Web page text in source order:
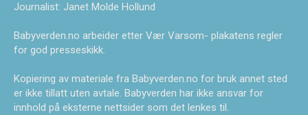
Journalist: Janet Molde Hollund
Babyverden.no arbeider etter Vær Varsom- plakatens regler
for god presseskikk.
Kopiering av materiale fra Babyverden.no for bruk annet sted
er ikke tillatt uten avtale. Babyverden har ikke ansvar for
innhold på eksterne nettsider som det lenkes til.